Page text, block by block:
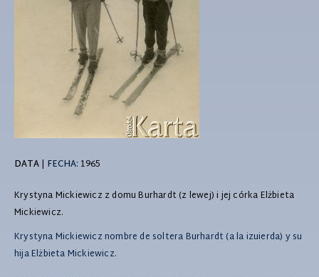
DATA| FECHA: 1965
Krystyna Mickiewicz z domu Burhardt (z lewej) i jej córka Elżbieta
Mickiewicz.
Krystyna Mickiewicz nombre de soltera Burhardt (a la izuierda) y su
hija Elżbieta Mickiewicz.